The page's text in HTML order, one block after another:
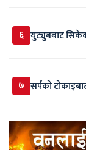
६ युट्युबबाट
७ सर्पकाे